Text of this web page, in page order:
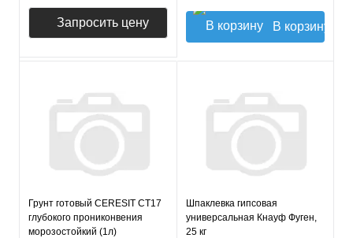
Запросить цену В корзину
Грунт готовый CERESIT CT17
глубокого прониконвения
морозостойкий (1л)
Шпаклевка гипсовая
универсальная Кнауф Фуген,
25 кг